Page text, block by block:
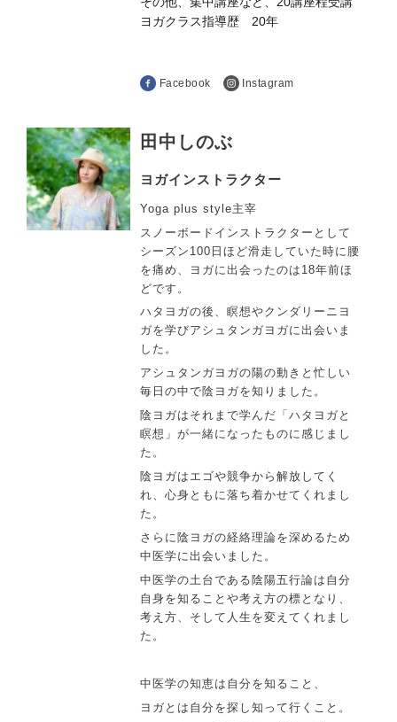
ヨガクラス指導歴 20年
Facebook Instagram
田中しのぶ
ヨガインストラクター
Yoga plus style主宰
スノーボードインストラクターとして
シーズン100日ほど滑走していた時に腰
を痛め、ヨガに出会ったのは18年前ほ
どです。
ハタヨガの後、瞑想やクンダリーニヨ
ガを学びアシュタンガヨガに出会いま
した。
アシュタンガヨガの陽の動きと忙しい
毎日の中で陰ヨガを知りました。
陰ヨガはそれまで学んだ「ハタヨガと
瞑想」が一緒になったものに感じまし
た。
陰ヨガはエゴや競争から解放してく
れ、心身ともに落ち着かせてくれまし
た。
さらに陰ヨガの経絡理論を深めるため
中医学に出会いました。
中医学の土台である陰陽五行論は自分
自身を知ることや考え方の標となり、
考え方、そして人生を変えてくれまし
た。
中医学の知恵は自分を知ること、
ヨガとは自分を探し知って行くこと。